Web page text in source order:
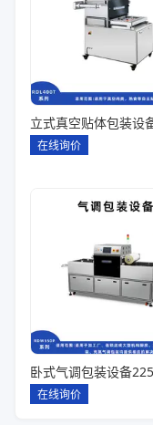
在线询价
在线询价